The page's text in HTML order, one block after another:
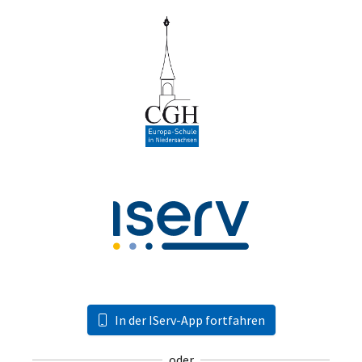
In der IServ-App fortfahren